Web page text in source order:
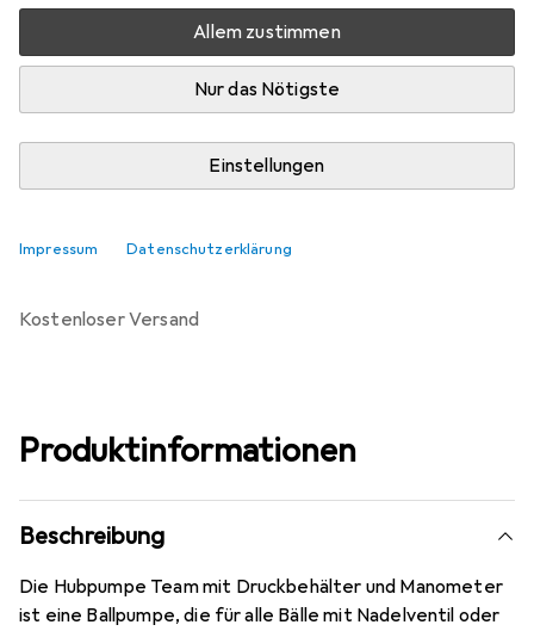
Allem zustimmen
Nur das Nötigste
Einstellungen
Impressum Datenschutzerklärung
Mehr als 10 Stück an Lager beim Drittanbieter
Lieferort angeben für genaue Lieferzeit
In den Warenkorb
Vergleichen
kostenloser Versand
Produktinformationen
Beschreibung
Die Hubpumpe Team mit Druckbehälter und Manometer
ist eine Ballpumpe, die für alle Bälle mit Nadelventil oder